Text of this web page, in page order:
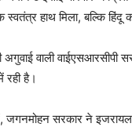
हाथ मिला, बल्कि
वाली वाईएसआरसीपी
रही है।
जगनमोहन सरकार ने